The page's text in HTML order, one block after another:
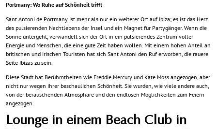
Portmany: Wo Ruhe auf Schönheit trifft
Sant Antoni de Portmany ist mehr als nur ein weiterer Ort auf Ibiza; es ist das Herz
des pulsierenden Nachtlebens der Insel und ein Magnet für Partygänger. Wenn die
Sonne untergeht, verwandelt sich der Ort in ein pulsierendes Zentrum voller
Energie und Menschen, die eine gute Zeit haben wollen. Mit einem hohen Anteil an
britischen und irischen Touristen hat sich Sant Antoni den Ruf erworben, die rauere
Seite Ibizas zu sein.
Diese Stadt hat Berühmtheiten wie Freddie Mercury und Kate Moss angezogen, aber
nicht nur wegen ihrer beschaulichen Schönheit. Sie wurden, wie viele andere auch,
von der berauschenden Atmosphäre und den endlosen Möglichkeiten zum Feiern
angezogen.
Lounge in einem Beach Club in